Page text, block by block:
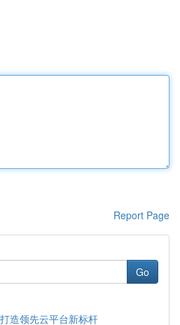
Report Page
Go
造领先云平台新标杆